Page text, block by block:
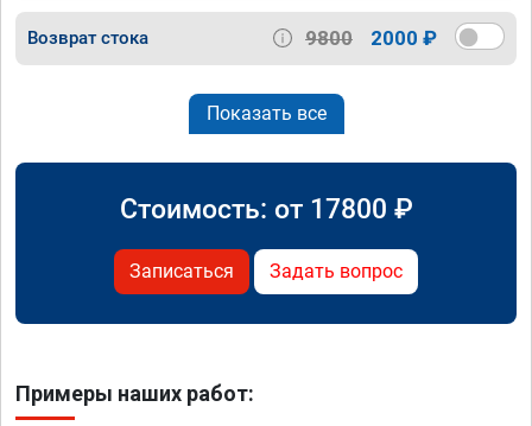
Возврат стока 9800 2000 ₽
Показать все
Стоимость: от 17800 ₽
Записаться Задать вопрос
Примеры наших работ: